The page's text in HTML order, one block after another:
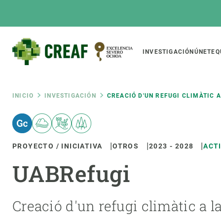
Main
INVESTIGACIÓN ÚNETE
Ruta
de
navegación
INICIO INVESTIGACIÓN CREACIÓ D'UN REFUGI CLIMÀTIC
PROYECTO / INICIATIVA OTROS 2023 - 2028
UABRefugi
Creació d'un refugi climàtic a
Featured
responsive
INTRANET
Responsive
menu
SOBRE NOSOTROS
Organización institucional
Nuestra gente